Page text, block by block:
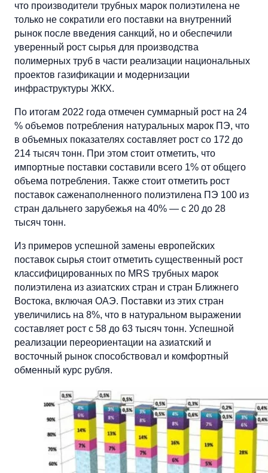
что производители трубных марок полиэтилена не
только не сократили его поставки на внутренний
рынок после введения санкций, но и обеспечили
уверенный рост сырья для производства
полимерных труб в части реализации национальных
проектов газификации и модернизации
инфраструктуры ЖКХ.
По итогам 2022 года отмечен суммарный рост на 24
% объемов потребления натуральных марок ПЭ, что
в объемных показателях составляет рост со 172 до
214 тысяч тонн. При этом стоит отметить, что
импортные поставки составили всего 1% от общего
объема потребления. Также стоит отметить рост
поставок саженаполненного полиэтилена ПЭ 100 из
стран дальнего зарубежья на 40% — с 20 до 28
тысяч тонн.
Из примеров успешной замены европейских
поставок сырья стоит отметить существенный рост
классифицированных по MRS трубных марок
полиэтилена из азиатских стран и стран Ближнего
Востока, включая ОАЭ. Поставки из этих стран
увеличились на 8%, что в натуральном выражении
составляет рост с 58 до 63 тысяч тонн. Успешной
реализации переориентации на азиатский и
восточный рынок способствовал и комфортный
обменный курс рубля.